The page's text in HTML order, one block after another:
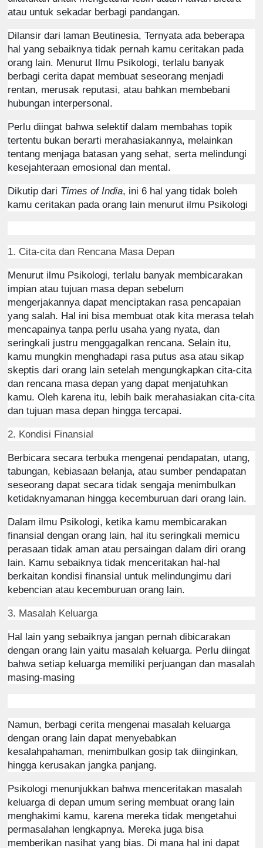
atau untuk sekadar berbagi pandangan.
Dilansir dari laman Beutinesia, Ternyata ada beberapa
hal yang sebaiknya tidak pernah kamu ceritakan pada
orang lain. Menurut Ilmu Psikologi, terlalu banyak
berbagi cerita dapat membuat seseorang menjadi
rentan, merusak reputasi, atau bahkan membebani
hubungan interpersonal.
Perlu diingat bahwa selektif dalam membahas topik
tertentu bukan berarti merahasiakannya, melainkan
tentang menjaga batasan yang sehat, serta melindungi
kesejahteraan emosional dan mental.
Dikutip dari Times of India, ini 6 hal yang tidak boleh
kamu ceritakan pada orang lain menurut ilmu Psikologi
1. Cita-cita dan Rencana Masa Depan
Menurut ilmu Psikologi, terlalu banyak membicarakan
impian atau tujuan masa depan sebelum
mengerjakannya dapat menciptakan rasa pencapaian
yang salah. Hal ini bisa membuat otak kita merasa telah
mencapainya tanpa perlu usaha yang nyata, dan
seringkali justru menggagalkan rencana. Selain itu,
kamu mungkin menghadapi rasa putus asa atau sikap
skeptis dari orang lain setelah mengungkapkan cita-cita
dan rencana masa depan yang dapat menjatuhkan
kamu. Oleh karena itu, lebih baik merahasiakan cita-cita
dan tujuan masa depan hingga tercapai.
2. Kondisi Finansial
Berbicara secara terbuka mengenai pendapatan, utang,
tabungan, kebiasaan belanja, atau sumber pendapatan
seseorang dapat secara tidak sengaja menimbulkan
ketidaknyamanan hingga kecemburuan dari orang lain.
Dalam ilmu Psikologi, ketika kamu membicarakan
finansial dengan orang lain, hal itu seringkali memicu
perasaan tidak aman atau persaingan dalam diri orang
lain. Kamu sebaiknya tidak menceritakan hal-hal
berkaitan kondisi finansial untuk melindungimu dari
kebencian atau kecemburuan orang lain.
3. Masalah Keluarga
Hal lain yang sebaiknya jangan pernah dibicarakan
dengan orang lain yaitu masalah keluarga. Perlu diingat
bahwa setiap keluarga memiliki perjuangan dan masalah
masing-masing
Namun, berbagi cerita mengenai masalah keluarga
dengan orang lain dapat menyebabkan
kesalahpahaman, menimbulkan gosip tak diinginkan,
hingga kerusakan jangka panjang.
Psikologi menunjukkan bahwa menceritakan masalah
keluarga di depan umum sering membuat orang lain
menghakimi kamu, karena mereka tidak mengetahui
permasalahan lengkapnya. Mereka juga bisa
memberikan nasihat yang bias. Di mana hal ini dapat